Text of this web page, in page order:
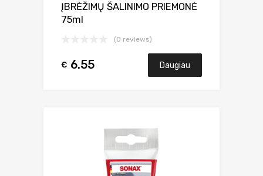
ĮBRĖŽIMŲ ŠALINIMO PRIEMONĖ
75ml
(0 reviews)
€ 6.55 Daugiau